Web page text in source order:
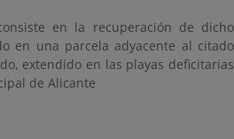
en la recuperación de dicho
en una parcela adyacente al citado
extendido en las playas deficitarias
de Alicante